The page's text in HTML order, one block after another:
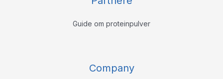
Guide om proteinpulver
Company